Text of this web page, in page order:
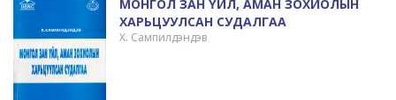
МОНГОЛ ЗАН ҮЙЛ, АМАН ЗОХИОЛЫН
ХАРЬЦУУЛСАН СУДАЛГАА
Х. Сампилдэндэв